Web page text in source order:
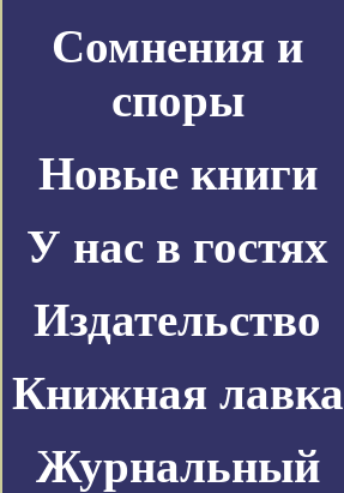
Сомнения и
споры
Новые книги
У нас в гостях
Издательство
Книжная лавка
Журнальный